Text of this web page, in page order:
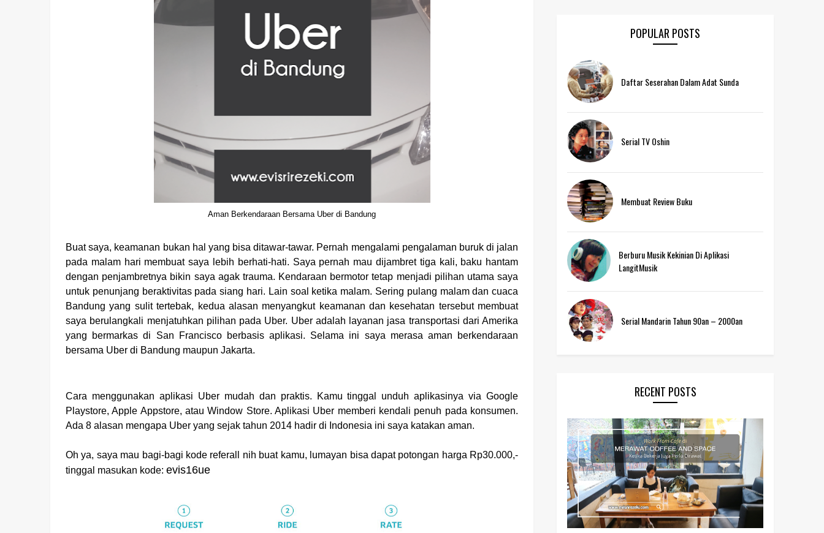
Aman Berkendaraan Bersama Uber di Bandung
Buat saya, keamanan bukan hal yang bisa ditawar-tawar. Pernah mengalami pengalaman buruk di jalan
pada malam hari membuat saya lebih berhati-hati. Saya pernah mau dijambret tiga kali, baku hantam
dengan penjambretnya bikin saya agak trauma. Kendaraan bermotor tetap menjadi pilihan utama saya
untuk penunjang beraktivitas pada siang hari. Lain soal ketika malam. Sering pulang malam dan cuaca
Bandung yang sulit tertebak, kedua alasan menyangkut keamanan dan kesehatan tersebut membuat
saya berulangkali menjatuhkan pilihan pada Uber. Uber adalah layanan jasa transportasi dari Amerika
yang bermarkas di San Francisco berbasis aplikasi. Selama ini saya merasa aman berkendaraan
bersama Uber di Bandung maupun Jakarta.
Cara menggunakan aplikasi Uber mudah dan praktis. Kamu tinggal unduh aplikasinya via Google
Playstore, Apple Appstore, atau Window Store. Aplikasi Uber memberi kendali penuh pada konsumen.
Ada 8 alasan mengapa Uber yang sejak tahun 2014 hadir di Indonesia ini saya katakan aman.
Oh ya, saya mau bagi-bagi kode referall nih buat kamu, lumayan bisa dapat potongan harga Rp30.000,-
tinggal masukan kode: evis16ue
POPULAR POSTS
Daftar Seserahan Dalam Adat Sunda
Serial TV Oshin
Membuat Review Buku
Berburu Musik Kekinian Di Aplikasi
LangitMusik
Serial Mandarin Tahun 90an – 2000an
RECENT POSTS